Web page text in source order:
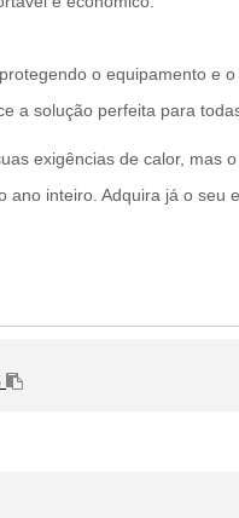
o equipamento e o
a solução perfeita para
exigências de calor,
inteiro. Adquira já o